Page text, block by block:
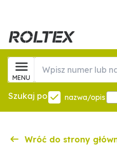
MENU
Szukaj po nazwa/opis
Wróć do strony